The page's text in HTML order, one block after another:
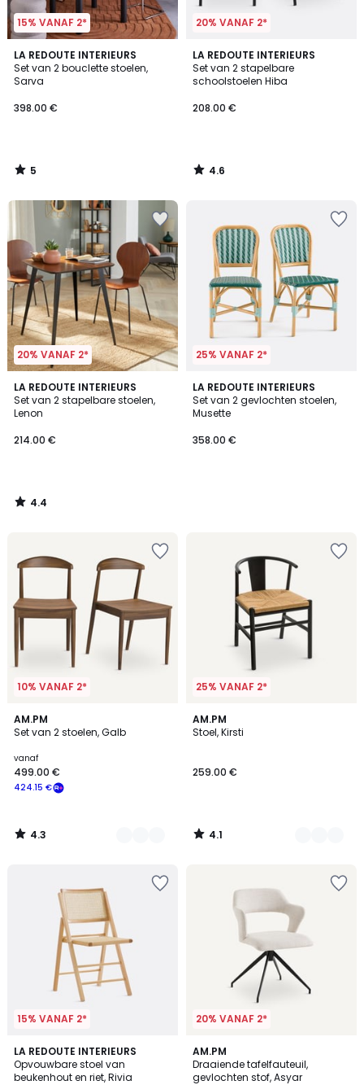
15% VANAF 2*
LA REDOUTE INTERIEURS
Set van 2 bouclette stoelen,
Sarva
398.00 €
5
/
5
5
/
20% VANAF 2*
LA REDOUTE INTERIEURS
Set van 2 stapelbare
schoolstoelen Hiba
208.00 €
4.6
/ 5
4.6
/
20% VANAF 2*
LA REDOUTE INTERIEURS
Set van 2 stapelbare stoelen,
Lenon
214.00 €
4.4
/ 5
4.4
/
25% VANAF 2*
LA REDOUTE INTERIEURS
Set van 2 gevlochten stoelen,
Musette
358.00 €
10% VANAF 2*
AM.PM
Set van 2 stoelen, Galb
vanaf
424.15 €
499.00 €
4.3
/ 5
2
Kleuren
4.3
/
25% VANAF 2*
AM.PM
Stoel, Kirsti
259.00 €
4.1
/ 5
2
Kleuren
4.1
/
15% VANAF 2*
LA REDOUTE INTERIEURS
Opvouwbare stoel van
beukenhout en riet, Rivia
2
Kleuren
20% VANAF 2*
AM.PM
Draaiende tafelfauteuil,
gevlochten stof, Asyar
4.8
/ 5